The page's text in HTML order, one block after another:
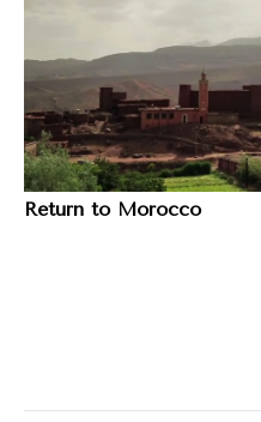
Return to Morocco